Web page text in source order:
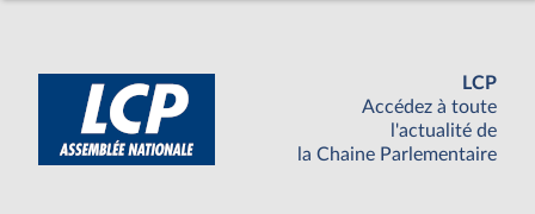
LCP
Accédez à toute
l'actualité de
la Chaine Parlementaire